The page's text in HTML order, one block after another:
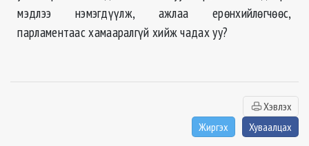
мэдлээ нэмэгдүүлж, ажлаа ерөнхийлөгчөөс,
парламентаас хамааралгүй хийж чадах уу?
Хэвлэх
Жиргэх
Хуваалцах